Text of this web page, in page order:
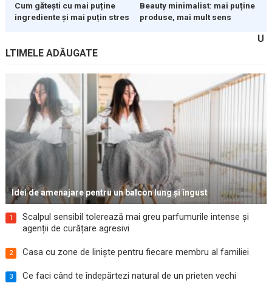
Cum gătești cu mai puține
ingrediente și mai puțin stres
Beauty minimalist: mai puține
produse, mai mult sens
U
LTIMELE ADĂUGATE
Idei de amenajare pentru un balcon lung și îngust
1
Scalpul sensibil tolerează mai greu parfumurile intense și
agenții de curățare agresivi
2 Casa cu zone de liniște pentru fiecare membru al familiei
3 Ce faci când te îndepărtezi natural de un prieten vechi